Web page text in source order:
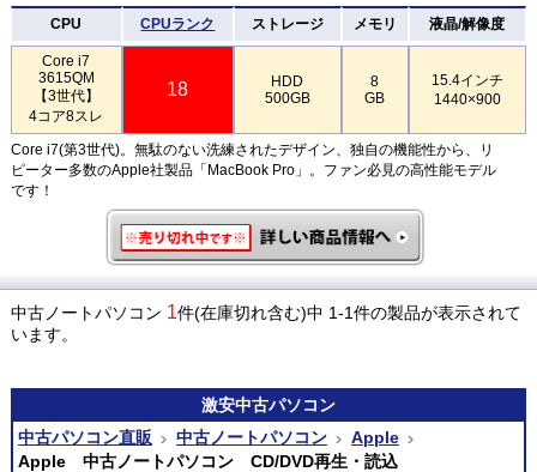
CPU CPUランク ストレージ メモリ 液晶/解像度
Core i7
3615QM
【3世代】
4コア8スレ
18
HDD
500GB
8
GB
15.4インチ
1440×900
Core i7(第3世代)。無駄のない洗練されたデザイン、独自の機能性から、リ
ピーター多数のApple社製品「MacBook Pro」。ファン必見の高性能モデル
です！
中古ノートパソコン 1件(在庫切れ含む)中 1-1件の製品が表示されて
います。
激安中古パソコン
中古パソコン直販
中古ノートパソコン
Apple
Apple 中古ノートパソコン CD/DVD再生・読込